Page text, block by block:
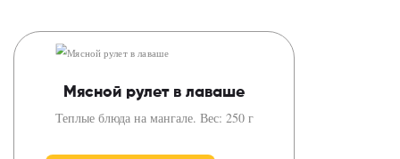
Мясной рулет в лаваше
Теплые блюда на мангале. Вес: 250 г